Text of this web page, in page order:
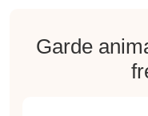
Garde